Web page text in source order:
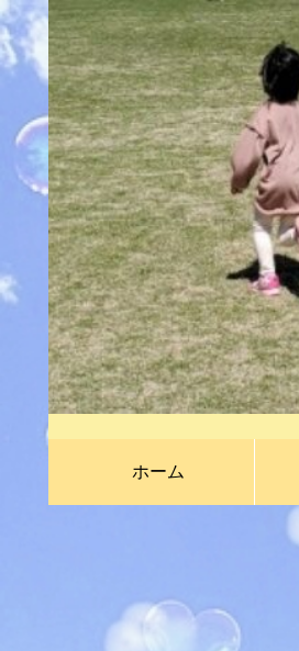
ホーム